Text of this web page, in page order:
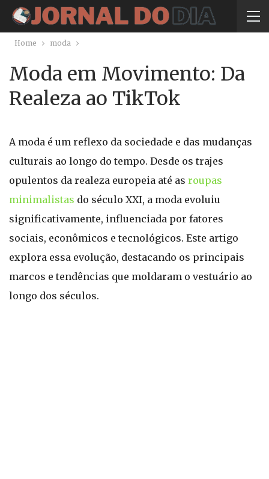
Home moda
Moda em Movimento: Da
Realeza ao TikTok
A moda é um reflexo da sociedade e das mudanças
culturais ao longo do tempo. Desde os trajes
opulentos da realeza europeia até as roupas
minimalistas do século XXI, a moda evoluiu
significativamente, influenciada por fatores
sociais, econômicos e tecnológicos. Este artigo
explora essa evolução, destacando os principais
marcos e tendências que moldaram o vestuário ao
longo dos séculos.